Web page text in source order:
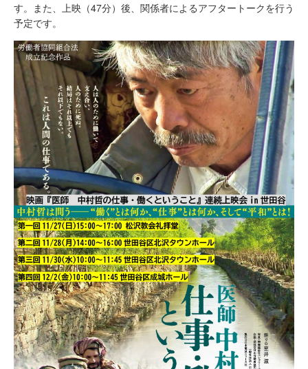
す。また、上映（47分）後、関係者によるアフタートークを行う
予定です。